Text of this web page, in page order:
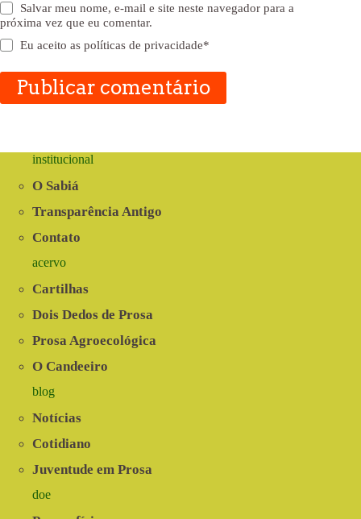
Salvar meu nome, e-mail e site neste navegador para a
próxima vez que eu comentar.
Eu aceito aspolíticas de privacidade*
Publicar comentário
institucional
O Sabiá
Transparência Antigo
Contato
acervo
Cartilhas
Dois Dedos de Prosa
Prosa Agroecológica
O Candeeiro
blog
Notícias
Cotidiano
Juventude em Prosa
doe